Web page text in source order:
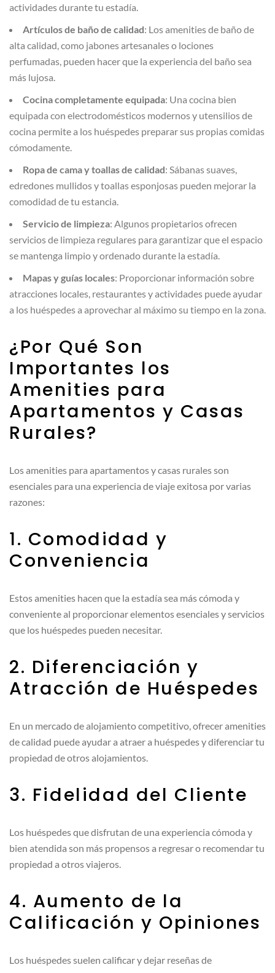
actividades durante tu estadía.
Artículos de baño de calidad: Los amenities de baño de
alta calidad, como jabones artesanales o lociones
perfumadas, pueden hacer que la experiencia del baño sea
más lujosa.
Cocina completamente equipada: Una cocina bien
equipada con electrodomésticos modernos y utensilios de
cocina permite a los huéspedes preparar sus propias comidas
cómodamente.
Ropa de cama y toallas de calidad: Sábanas suaves,
edredones mullidos y toallas esponjosas pueden mejorar la
comodidad de tu estancia.
Servicio de limpieza: Algunos propietarios ofrecen
servicios de limpieza regulares para garantizar que el espacio
se mantenga limpio y ordenado durante la estadía.
Mapas y guías locales: Proporcionar información sobre
atracciones locales, restaurantes y actividades puede ayudar
a los huéspedes a aprovechar al máximo su tiempo en la zona.
¿Por Qué Son
Importantes los
Amenities para
Apartamentos y Casas
Rurales?
Los amenities para apartamentos y casas rurales son
esenciales para una experiencia de viaje exitosa por varias
razones:
1. Comodidad y
Conveniencia
Estos amenities hacen que la estadía sea más cómoda y
conveniente al proporcionar elementos esenciales y servicios
que los huéspedes pueden necesitar.
2. Diferenciación y
Atracción de Huéspedes
En un mercado de alojamiento competitivo, ofrecer amenities
de calidad puede ayudar a atraer a huéspedes y diferenciar tu
propiedad de otros alojamientos.
3. Fidelidad del Cliente
Los huéspedes que disfrutan de una experiencia cómoda y
bien atendida son más propensos a regresar o recomendar tu
propiedad a otros viajeros.
4. Aumento de la
Calificación y Opiniones
Los huéspedes suelen calificar y dejar reseñas de